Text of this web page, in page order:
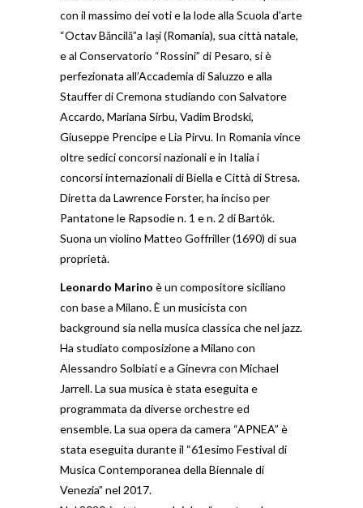
con il massimo dei voti e la lode alla Scuola d’arte
“Octav Băncilă”a Iași (Romania), sua città natale,
e al Conservatorio “Rossini” di Pesaro, si è
perfezionata all’Accademia di Saluzzo e alla
Stauffer di Cremona studiando con Salvatore
Accardo, Mariana Sirbu, Vadim Brodski,
Giuseppe Prencipe e Lia Pirvu. In Romania vince
oltre sedici concorsi nazionali e in Italia i
concorsi internazionali di Biella e Città di Stresa.
Diretta da Lawrence Forster, ha inciso per
Pantatone le Rapsodie n. 1 e n. 2 di Bartók.
Suona un violino Matteo Goffriller (1690) di sua
proprietà.
Leonardo Marino è un compositore siciliano
con base a Milano. È un musicista con
background sia nella musica classica che nel jazz.
Ha studiato composizione a Milano con
Alessandro Solbiati e a Ginevra con Michael
Jarrell. La sua musica è stata eseguita e
programmata da diverse orchestre ed
ensemble. La sua opera da camera “APNEA” è
stata eseguita durante il “61esimo Festival di
Musica Contemporanea della Biennale di
Venezia” nel 2017.